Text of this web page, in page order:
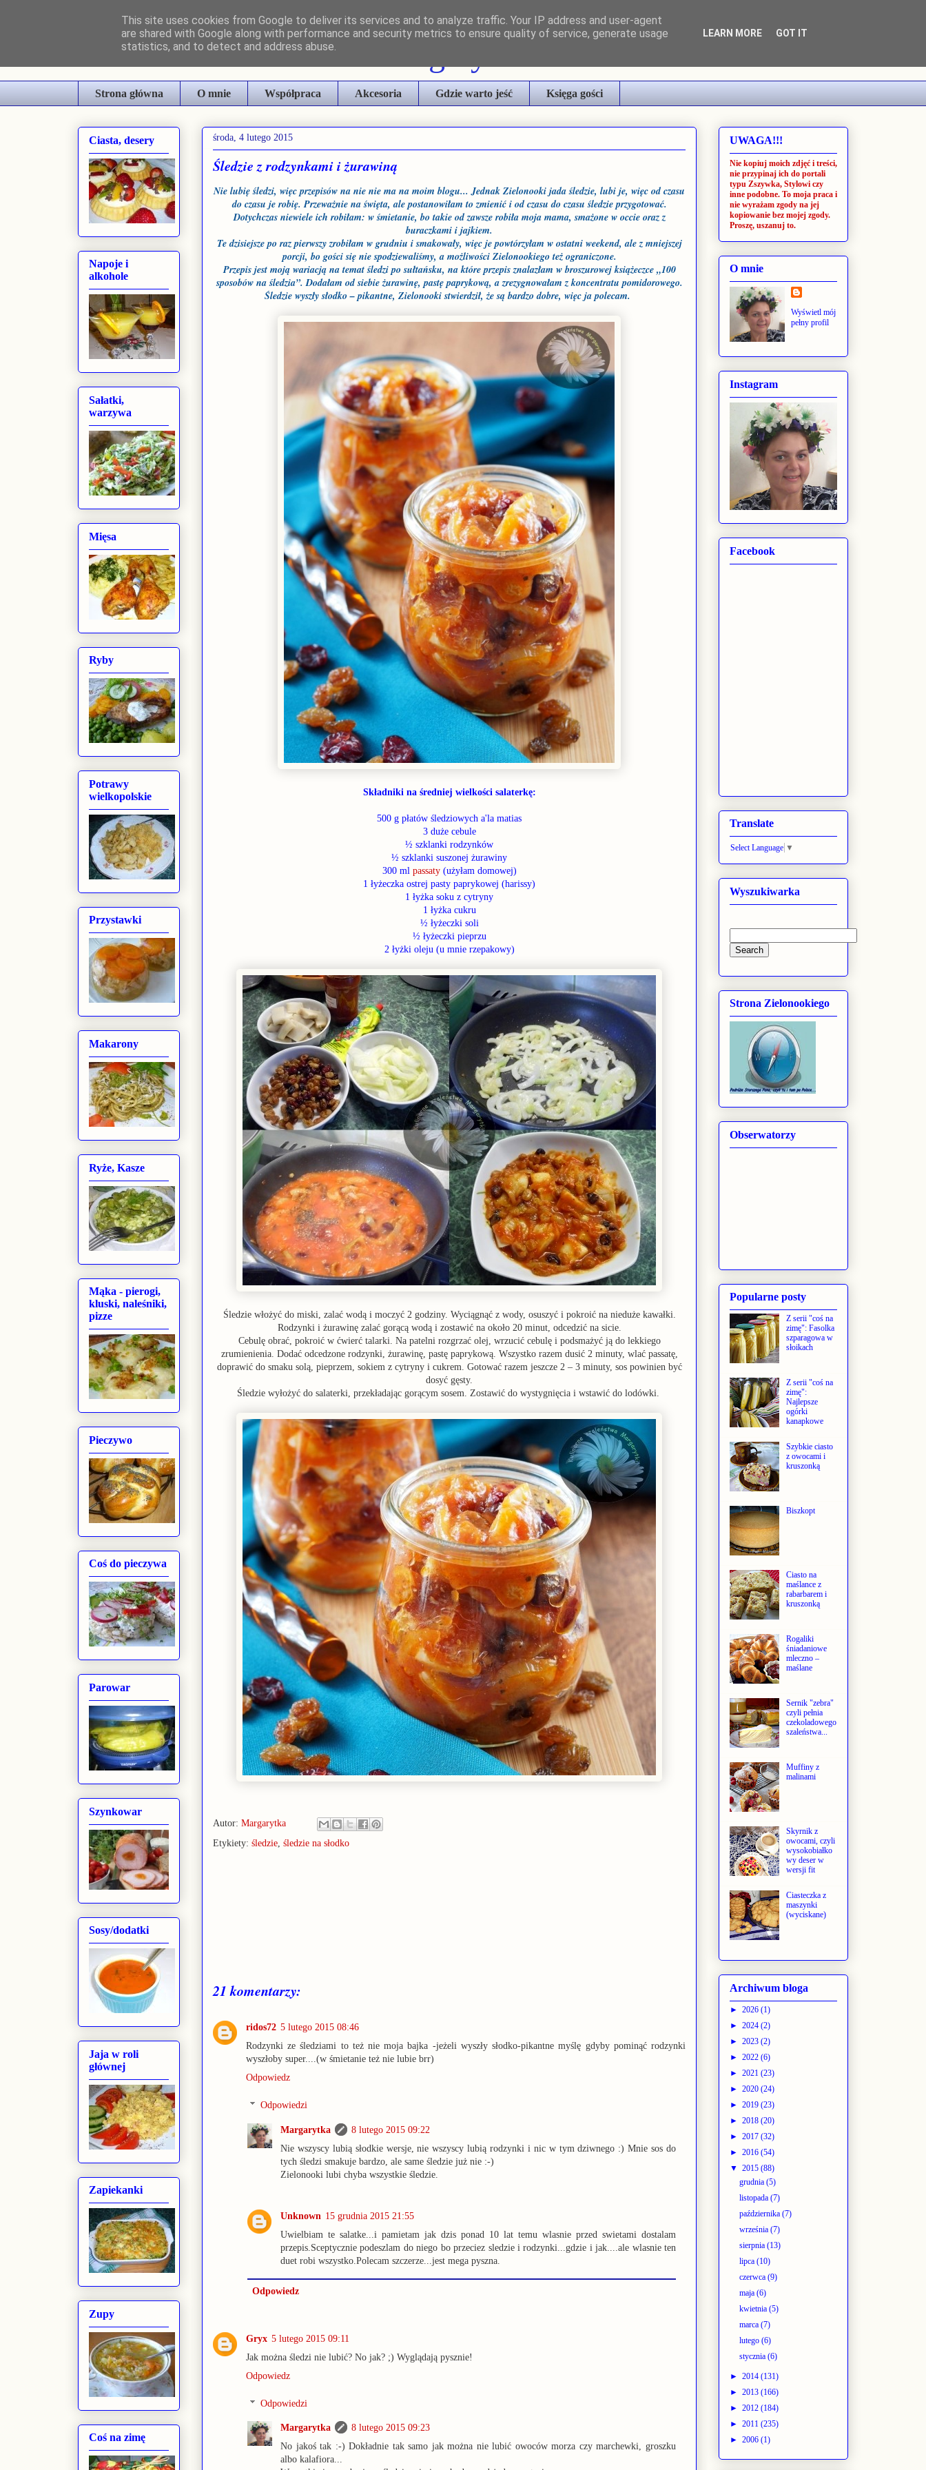
Kulinarne Szaleństwa Margarytki
Strona główna O mnie Współpraca Akcesoria Gdzie warto jeść Księga gości
środa, 4 lutego 2015
Śledzie z rodzynkami i żurawiną
Nie lubię śledzi, więc przepisów na nie nie ma na moim blogu... Jednak Zielonooki jada śledzie, lubi je, więc od czasu
do czasu je robię. Przeważnie na święta, ale postanowiłam to zmienić i od czasu do czasu śledzie przygotować.
Dotychczas niewiele ich robiłam: w śmietanie, bo takie od zawsze robiła moja mama, smażone w occie oraz z
buraczkami i jajkiem.
Te dzisiejsze po raz pierwszy zrobiłam w grudniu i smakowały, więc je powtórzyłam w ostatni weekend, ale z mniejszej
porcji, bo gości się nie spodziewaliśmy, a możliwości Zielonookiego też ograniczone.
Przepis jest moją wariacją na temat śledzi po sułtańsku, na które przepis znalazłam w broszurowej książeczce „100
sposobów na śledzia”. Dodałam od siebie żurawinę, pastę paprykową, a zrezygnowałam z koncentratu pomidorowego.
Śledzie wyszły słodko – pikantne, Zielonooki stwierdził, że są bardzo dobre, więc ja polecam.
Składniki na średniej wielkości salaterkę:
500 g płatów śledziowych a'la matias
3 duże cebule
½ szklanki rodzynków
½ szklanki suszonej żurawiny
300 ml passaty(użyłam domowej)
1 łyżeczka ostrej pasty paprykowej (harissy)
1 łyżka soku z cytryny
1 łyżka cukru
½ łyżeczki soli
½ łyżeczki pieprzu
2 łyżki oleju (u mnie rzepakowy)
Śledzie włożyć do miski, zalać wodą i moczyć 2 godziny. Wyciągnąć z wody, osuszyć i pokroić na nieduże kawałki.
Rodzynki i żurawinę zalać gorącą wodą i zostawić na około 20 minut, odcedzić na sicie.
Cebulę obrać, pokroić w ćwierć talarki. Na patelni rozgrzać olej, wrzucić cebulę i podsmażyć ją do lekkiego
zrumienienia. Dodać odcedzone rodzynki, żurawinę, pastę paprykową. Wszystko razem dusić 2 minuty, wlać passatę,
doprawić do smaku solą, pieprzem, sokiem z cytryny i cukrem. Gotować razem jeszcze 2 – 3 minuty, sos powinien być
dosyć gęsty.
Śledzie wyłożyć do salaterki, przekładając gorącym sosem. Zostawić do wystygnięcia i wstawić do lodówki.
Autor: Margarytka
Etykiety: śledzie, śledzie na słodko
21 komentarzy:
ridos72 5 lutego 2015 08:46
Rodzynki ze śledziami to też nie moja bajka -jeżeli wyszły słodko-pikantne myślę gdyby pominąć rodzynki
wyszłoby super....(w śmietanie też nie lubie brr)
Odpowiedz
Odpowiedzi
Margarytka
8 lutego 2015 09:22
Nie wszyscy lubią słodkie wersje, nie wszyscy lubią rodzynki i nic w tym dziwnego :) Mnie sos do
tych śledzi smakuje bardzo, ale same śledzie już nie :-)
Zielonooki lubi chyba wszystkie śledzie.
Unknown 15 grudnia 2015 21:55
Uwielbiam te salatke...i pamietam jak dzis ponad 10 lat temu wlasnie przed swietami dostalam
przepis.Sceptycznie podeszlam do niego bo przeciez sledzie i rodzynki...gdzie i jak....ale wlasnie ten
duet robi wszystko.Polecam szczerze...jest mega pyszna.
Odpowiedz
Gryx 5 lutego 2015 09:11
Jak można śledzi nie lubić? No jak? ;) Wyglądają pysznie!
Odpowiedz
Odpowiedzi
Margarytka
8 lutego 2015 09:23
No jakoś tak :-) Dokładnie tak samo jak można nie lubić owoców morza czy marchewki, groszku
albo kalafiora...
Ciasta, desery
Napoje i
alkohole
Sałatki,
warzywa
Mięsa
Ryby
Potrawy
wielkopolskie
Przystawki
Makarony
Ryże, Kasze
Mąka - pierogi,
kluski, naleśniki,
pizze
Pieczywo
Coś do pieczywa
Parowar
Szynkowar
Sosy/dodatki
Jaja w roli
głównej
Zapiekanki
Zupy
Coś na zimę
UWAGA!!!
Nie kopiuj moich zdjęć i treści,
nie przypinaj ich do portali
typu Zszywka, Stylowi czy
inne podobne. To moja praca i
nie wyrażam zgody na jej
kopiowanie bez mojej zgody.
Proszę, uszanuj to.
O mnie
Wyświetl mój
pełny profil
Instagram
Facebook
Translate
Select Language ▼
Wyszukiwarka
Strona Zielonookiego
Obserwatorzy
Popularne posty
Z serii "coś na
zimę": Fasolka
szparagowa w
słoikach
Z serii "coś na
zimę":
Najlepsze
ogórki
kanapkowe
Szybkie ciasto
z owocami i
kruszonką
Biszkopt
Ciasto na
maślance z
rabarbarem i
kruszonką
Rogaliki
śniadaniowe
mleczno –
maślane
Sernik "zebra"
czyli pełnia
czekoladowego
szaleństwa...
Muffiny z
malinami
Skyrnik z
owocami, czyli
wysokobiałko
wy deser w
wersji fit
Ciasteczka z
maszynki
(wyciskane)
Archiwum bloga
► 2026 (1)
► 2024 (2)
► 2023 (2)
► 2022 (6)
► 2021 (23)
► 2020 (24)
► 2019 (23)
► 2018 (20)
► 2017 (32)
► 2016 (54)
▼ 2015 (88)
grudnia(5)
listopada(7)
października(7)
września(7)
sierpnia(13)
lipca(10)
czerwca(9)
maja(6)
kwietnia(5)
marca(7)
lutego(6)
stycznia(6)
► 2014 (131)
► 2013 (166)
► 2012 (184)
► 2011 (235)
► 2006 (1)
This site uses cookies from Google to deliver its services and to analyze traffic. Your IP address and user-agent
are shared with Google along with performance and security metrics to ensure quality of service, generate usage
statistics, and to detect and address abuse.
LEARN MORE GOT IT